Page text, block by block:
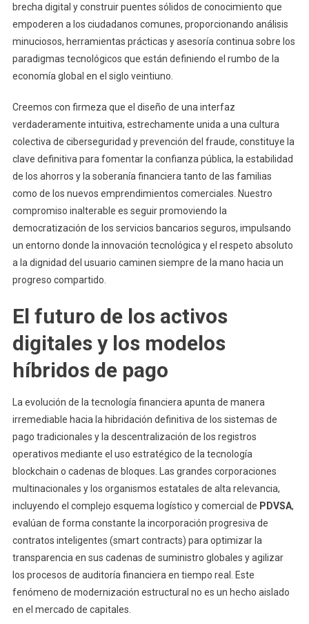
brecha digital y construir puentes sólidos de conocimiento que
empoderen a los ciudadanos comunes, proporcionando análisis
minuciosos, herramientas prácticas y asesoría continua sobre los
paradigmas tecnológicos que están definiendo el rumbo de la
economía global en el siglo veintiuno.
Creemos con firmeza que el diseño de una interfaz
verdaderamente intuitiva, estrechamente unida a una cultura
colectiva de ciberseguridad y prevención del fraude, constituye la
clave definitiva para fomentar la confianza pública, la estabilidad
de los ahorros y la soberanía financiera tanto de las familias
como de los nuevos emprendimientos comerciales. Nuestro
compromiso inalterable es seguir promoviendo la
democratización de los servicios bancarios seguros, impulsando
un entorno donde la innovación tecnológica y el respeto absoluto
a la dignidad del usuario caminen siempre de la mano hacia un
progreso compartido.
El futuro de los activos
digitales y los modelos
híbridos de pago
La evolución de la tecnología financiera apunta de manera
irremediable hacia la hibridación definitiva de los sistemas de
pago tradicionales y la descentralización de los registros
operativos mediante el uso estratégico de la tecnología
blockchain o cadenas de bloques. Las grandes corporaciones
multinacionales y los organismos estatales de alta relevancia,
incluyendo el complejo esquema logístico y comercial de PDVSA,
evalúan de forma constante la incorporación progresiva de
contratos inteligentes (smart contracts) para optimizar la
transparencia en sus cadenas de suministro globales y agilizar
los procesos de auditoría financiera en tiempo real. Este
fenómeno de modernización estructural no es un hecho aislado
en el mercado de capitales.